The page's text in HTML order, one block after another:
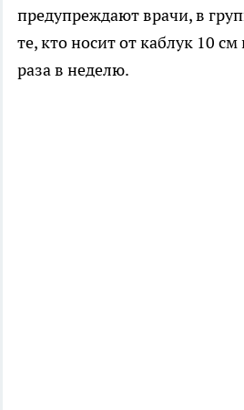
предупреждают врачи, в
те, кто носит от каблук 10
раза в неделю.